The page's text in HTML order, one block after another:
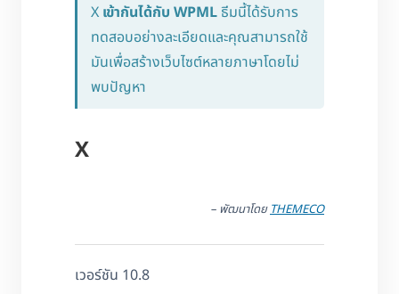
X เข้ากันได้กับ WPMLธีมนี้ได้รับการ
ทดสอบอย่างละเอียดและคุณสามารถใช้
มันเพื่อสร้างเว็บไซต์หลายภาษาโดยไม่
พบปัญหา
X
– พัฒนาโดย THEMECO
เวอร์ชัน 10.8